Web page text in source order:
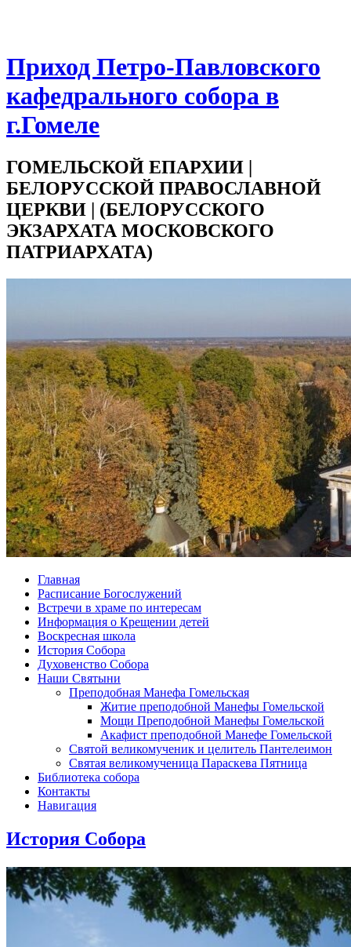
Приход Петро-Павловского
кафедрального собора в
г.Гомеле
ГОМЕЛЬСКОЙ ЕПАРХИИ |
БЕЛОРУССКОЙ ПРАВОСЛАВНОЙ
ЦЕРКВИ | (БЕЛОРУССКОГО
ЭКЗАРХАТА МОСКОВСКОГО
ПАТРИАРХАТА)
Главная
Расписание Богослужений
Встречи в храме по интересам
Информация о Крещении детей
Воскресная школа
История Собора
Духовенство Собора
Наши Святыни
Преподобная Манефа Гомельская
Житие преподобной Манефы Гомельской
Мощи Преподобной Манефы Гомельской
Акафист преподобной Манефе Гомельской
Святой великомученик и целитель Пантелеимон
Святая великомученица Параскева Пятница
Библиотека собора
Контакты
Навигация
История Собора